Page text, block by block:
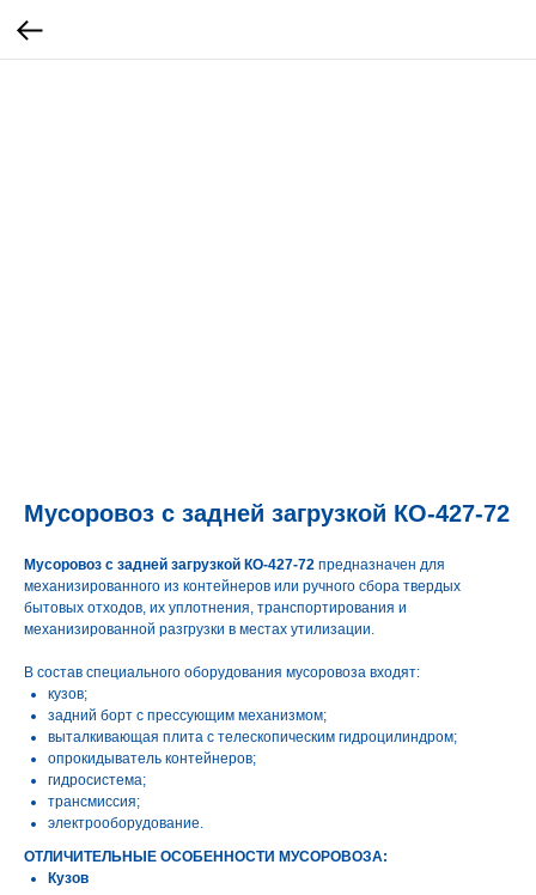
Мусоровоз с задней загрузкой КО-427-72
Мусоровоз с задней загрузкой КО-427-72 предназначен для
механизированного из контейнеров или ручного сбора твердых
бытовых отходов, их уплотнения, транспортирования и
механизированной разгрузки в местах утилизации.
В состав специального оборудования мусоровоза входят:
кузов;
задний борт с прессующим механизмом;
выталкивающая плита с телескопическим гидроцилиндром;
опрокидыватель контейнеров;
гидросистема;
трансмиссия;
электрооборудование.
ОТЛИЧИТЕЛЬНЫЕ ОСОБЕННОСТИ МУСОРОВОЗА:
Кузов